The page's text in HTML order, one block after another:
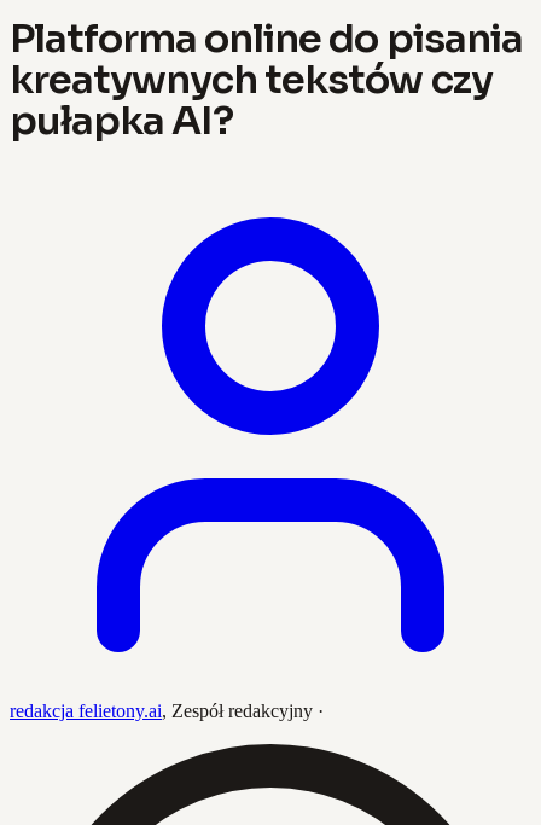
Platforma online do pisania
kreatywnych tekstów czy
pułapka AI?
redakcja felietony.ai, Zespół redakcyjny ·